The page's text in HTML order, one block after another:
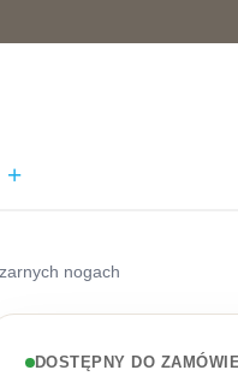
nogach
DOSTĘPNY DO